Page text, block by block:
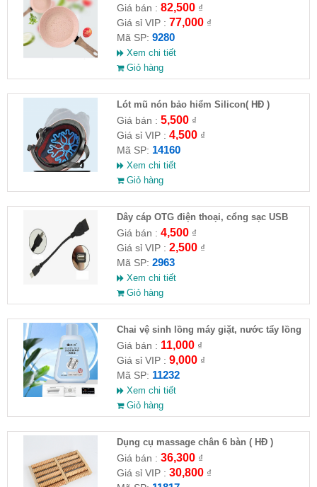
Giá bán : 82,500₫
Giá sỉ VIP : 77,000₫
Mã SP: 9280
Xem chi tiết
Giỏ hàng
Lót mũ nón bảo hiểm Silicon( HĐ )
Giá bán : 5,500₫
Giá sỉ VIP : 4,500₫
Mã SP: 14160
Xem chi tiết
Giỏ hàng
Dây cáp OTG điện thoại, cổng sạc USB
Giá bán : 4,500₫
Giá sỉ VIP : 2,500₫
Mã SP: 2963
Xem chi tiết
Giỏ hàng
Chai vệ sinh lồng máy giặt, nước tẩy lồng
máy giặt CLEANING FLUID
Giá bán : 11,000₫
Giá sỉ VIP : 9,000₫
Mã SP: 11232
Xem chi tiết
Giỏ hàng
Dụng cụ massage chân 6 bàn ( HĐ )
Giá bán : 36,300₫
Giá sỉ VIP : 30,800₫